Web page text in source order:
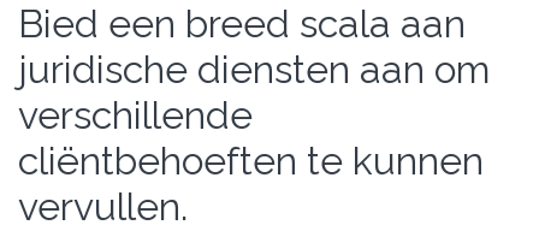
Bied een breed scala aan
juridische diensten aan om
verschillende
cliëntbehoeften te kunnen
vervullen.